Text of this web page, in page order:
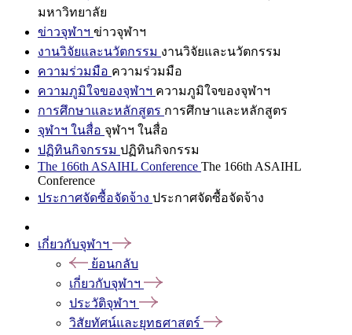
มหาวิทยาลัย
ข่าวจุฬาฯ ข่าวจุฬาฯ
งานวิจัยและนวัตกรรม งานวิจัยและนวัตกรรม
ความร่วมมือ ความร่วมมือ
ความภูมิใจของจุฬาฯ ความภูมิใจของจุฬาฯ
การศึกษาและหลักสูตร การศึกษาและหลักสูตร
จุฬาฯ ในสื่อ จุฬาฯ ในสื่อ
ปฏิทินกิจกรรม ปฏิทินกิจกรรม
The 166th ASAIHL Conference The 166th ASAIHL
Conference
ประกาศจัดซื้อจัดจ้าง ประกาศจัดซื้อจัดจ้าง
เกี่ยวกับจุฬาฯ
ย้อนกลับ
เกี่ยวกับจุฬาฯ
ประวัติจุฬาฯ
วิสัยทัศน์และยุทธศาสตร์